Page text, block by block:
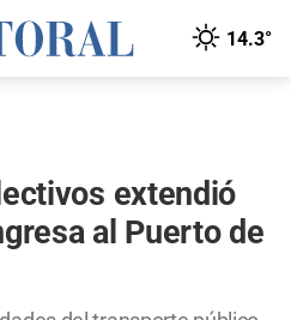
14.3°
extendió
al Puerto de